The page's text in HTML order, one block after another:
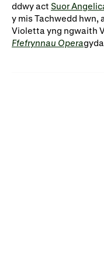
ddwy act Suor
y mis Tachwedd hwn,
Violetta yng ngwaith
Ffefrynnau Opera